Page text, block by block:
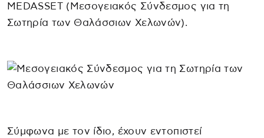
MEDASSET (Μεσογειακός Σύνδεσμος για τη
Σωτηρία των Θαλάσσιων Χελωνών).
Σύμφωνα με τον ίδιο, έχουν εντοπιστεί